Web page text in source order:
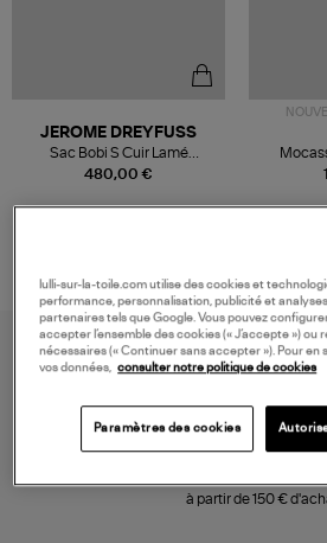
480,00 €
JEROME DREYFUSS
Sac Bobi S Cuir Lamé
Champagne
à partir de 150 €
lulli-sur-la-toile.com utilise des cookies et
performance, personnalisation, publicité et
partenaires tels que Google. Vous pouvez
accepter l’ensemble des cookies (« J’accepte »)
nécessaires (« Continuer sans accepter »). Pour en
vos données, consulter notre politique de cookies
Paramètres des cookies